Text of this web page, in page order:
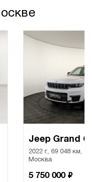
Jeep Grand
2022 г., 69 048 км,
Москва
5 750 000 ₽